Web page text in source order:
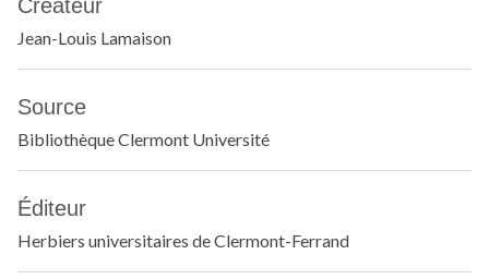
Créateur
Jean-Louis Lamaison
Source
Bibliothèque Clermont Université
Éditeur
Herbiers universitaires de Clermont-Ferrand